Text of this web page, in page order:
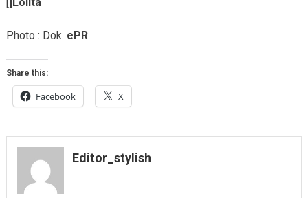
Photo : Dok. ePR
Share this:
Facebook X
Editor_stylish